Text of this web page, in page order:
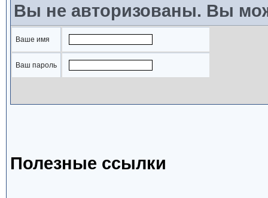
Вы не авторизованы. Вы
Ваше имя
Ваш пароль
Полезные ссылки